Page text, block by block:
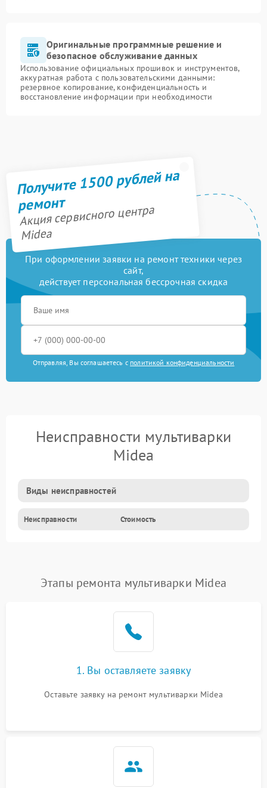
Оригинальные программные решение и
безопасное обслуживание данных
Использование официальных прошивок и инструментов,
аккуратная работа с пользовательскими данными:
резервное копирование, конфиденциальность и
восстановление информации при необходимости
Получите 1500 рублей на
ремонт
Акция сервисного центра
Midea
При оформлении заявки на ремонт техники через
сайт,
действует персональная бессрочная скидка
Отправляя, Вы соглашаетесь с политикой конфиденциальности
Неисправности мультиварки
Midea
Виды неисправностей
Неисправности Стоимость
Этапы ремонта мультиварки Midea
1. Вы оставляете заявку
Оставьте заявку на ремонт мультиварки Midea